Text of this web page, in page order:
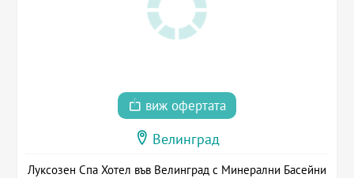
виж офертата
Велинград
Луксозен Спа Хотел във Велинград с Минерални Басейни